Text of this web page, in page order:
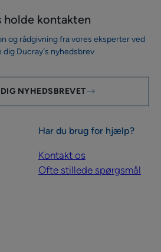
holde kontakten
og rådgivning fra vores eksperter ved
dig Ducray´s nyhedsbrev
NYHEDSBREVET
Har du brug for hjælp?
Kontakt os
Ofte stillede spørgsmål